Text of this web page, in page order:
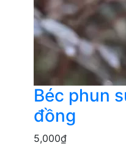
Béc phun
đồng
5,000₫